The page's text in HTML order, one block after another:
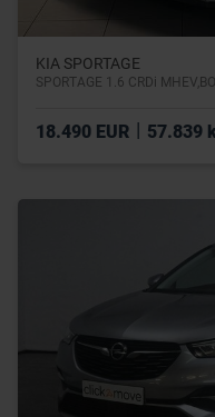
KIA SPORTAGE
18.490 EUR | 57.839